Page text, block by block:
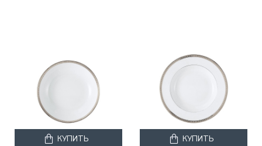
КУПИТЬ КУПИТЬ